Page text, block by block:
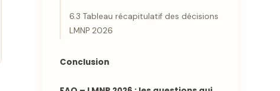
6.3 Tableau récapitulatif des décisions
LMNP 2026
Conclusion